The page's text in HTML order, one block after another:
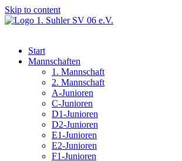
Skip to content
Start
Mannschaften
1. Mannschaft
2. Mannschaft
A-Junioren
C-Junioren
D1-Junioren
D2-Junioren
E1-Junioren
E2-Junioren
F1-Junioren